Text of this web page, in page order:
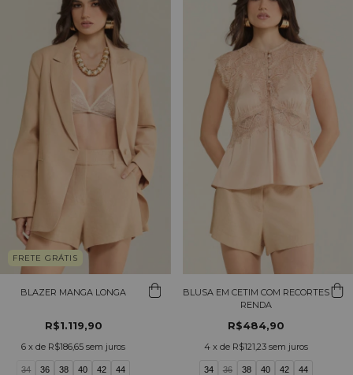
FRETE GRÁTIS
BLAZER MANGA LONGA
R$1.119,90
6 x de R$186,65 sem juros
34 36 38 40 42 44
BLUSA EM CETIM COM RECORTES
RENDA
R$484,90
4 x de R$121,23 sem juros
34 36 38 40 42 44